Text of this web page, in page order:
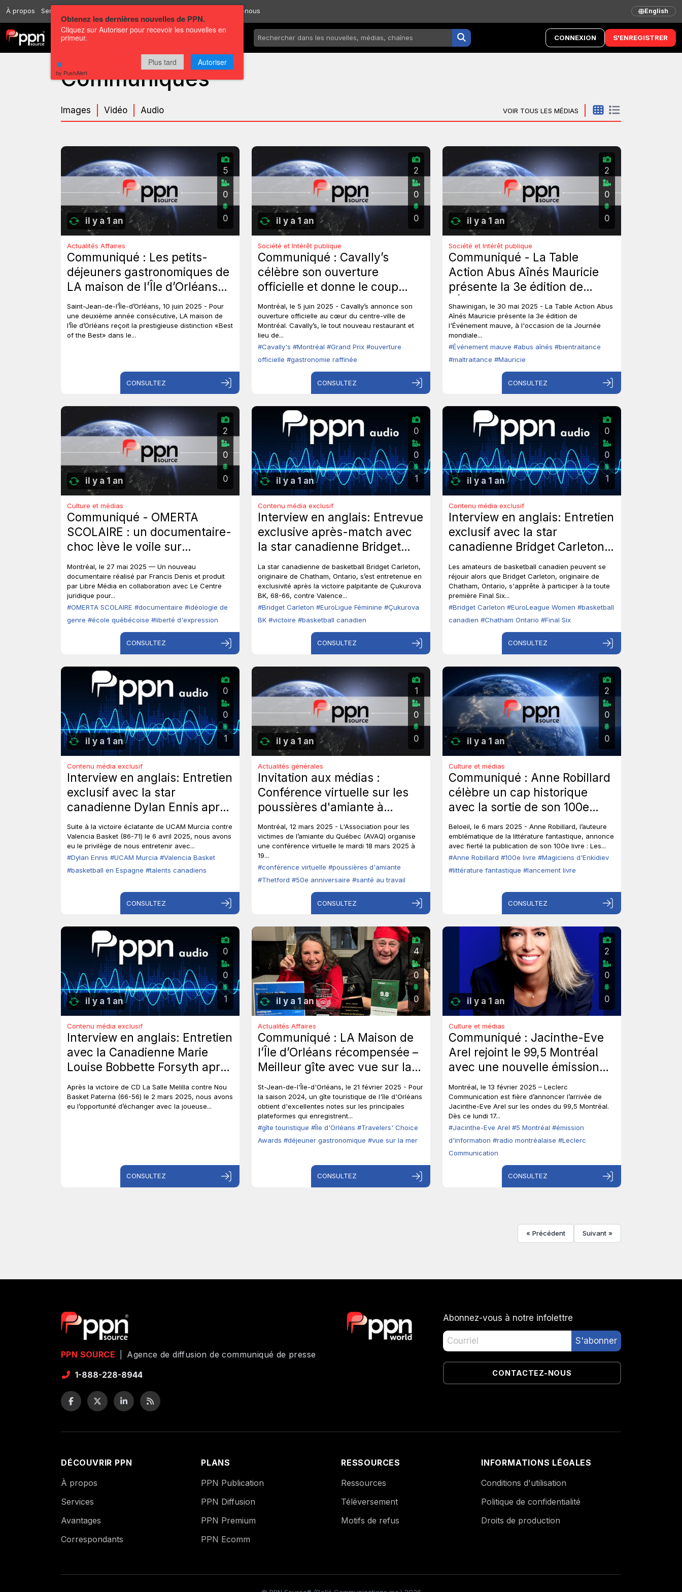
Chaînes CONNEXION S'ENREGISTRER
À propos Services Contactez-nous English
Communiqués
Images Vidéo Audio VOIR TOUS LES MÉDIAS
il y a 1 an
5
0
0
Actualités Affaires
Communiqué : Les petits-
déjeuners gastronomiques de
LA maison de l’Île d’Orléans
de nouveau récompensés.
Saint-Jean-de-l’Île-d’Orléans, 10 juin 2025 - Pour
une deuxième année consécutive, LA maison de
l’Île d’Orléans reçoit la prestigieuse distinction «Best
of the Best» dans le...
CONSULTEZ
il y a 1 an
2
0
0
Société et Intérêt publique
Communiqué : Cavally’s
célèbre son ouverture
officielle et donne le coup
d’envoi à la semaine du Grand
Prix à Montréal.
Montréal, le 5 juin 2025 - Cavally’s annonce son
ouverture officielle au cœur du centre-ville de
Montréal. Cavally’s, le tout nouveau restaurant et
lieu de...
#Cavally's #Montréal #Grand Prix #ouverture
officielle #gastronomie raffinée
CONSULTEZ
il y a 1 an
2
0
0
Société et Intérêt publique
Communiqué - La Table
Action Abus Aînés Mauricie
présente la 3e édition de
l'Événement mauve.
Shawinigan, le 30 mai 2025 - La Table Action Abus
Aînés Mauricie présente la 3e édition de
l'Événement mauve, à l'occasion de la Journée
mondiale...
#Événement mauve #abus aînés #bientraitance
#maltraitance #Mauricie
CONSULTEZ
il y a 1 an
2
0
0
Culture et médias
Communiqué - OMERTA
SCOLAIRE : un documentaire-
choc lève le voile sur
l’idéologie de genre dans les
écoles québécoises.
Montréal, le 27 mai 2025 — Un nouveau
documentaire réalisé par Francis Denis et produit
par Libre Média en collaboration avec Le Centre
juridique pour...
#OMERTA SCOLAIRE #documentaire #idéologie de
genre #école québécoise #liberté d'expression
CONSULTEZ
il y a 1 an
0
0
1
Contenu média exclusif
Interview en anglais: Entrevue
exclusive après-match avec
la star canadienne Bridget
Carleton.
La star canadienne de basketball Bridget Carleton,
originaire de Chatham, Ontario, s’est entretenue en
exclusivité après la victoire palpitante de Çukurova
BK, 68-66, contre Valence...
#Bridget Carleton #EuroLigue Féminine #Çukurova
BK #victoire #basketball canadien
CONSULTEZ
il y a 1 an
0
0
1
Contenu média exclusif
Interview en anglais: Entretien
exclusif avec la star
canadienne Bridget Carleton
avant le Final Six de
l'EuroLeague Women à
Zaragoza
Les amateurs de basketball canadien peuvent se
réjouir alors que Bridget Carleton, originaire de
Chatham, Ontario, s'apprête à participer à la toute
première Final Six...
#Bridget Carleton #EuroLeague Women #basketball
canadien #Chatham Ontario #Final Six
CONSULTEZ
il y a 1 an
0
0
1
Contenu média exclusif
Interview en anglais: Entretien
exclusif avec la star
canadienne Dylan Ennis après
la victoire 86-71 de UCAM
Murcia face à Valencia Basket
Suite à la victoire éclatante de UCAM Murcia contre
Valencia Basket (86-71) le 6 avril 2025, nous avons
eu le privilège de nous entretenir avec...
#Dylan Ennis #UCAM Murcia #Valencia Basket
#basketball en Espagne #talents canadiens
CONSULTEZ
il y a 1 an
1
0
0
Actualités générales
Invitation aux médias :
Conférence virtuelle sur les
poussières d'amiante à
Thetford : 50 ans après la
grève des mineurs.
Montréal, 12 mars 2025 - L'Association pour les
victimes de l’amiante du Québec (AVAQ) organise
une conférence virtuelle le mardi 18 mars 2025 à
19...
#conférence virtuelle #poussières d'amiante
#Thetford #50e anniversaire #santé au travail
CONSULTEZ
il y a 1 an
2
0
0
Culture et médias
Communiqué : Anne Robillard
célèbre un cap historique
avec la sortie de son 100e
livre!
Beloeil, le 6 mars 2025 - Anne Robillard, l’auteure
emblématique de la littérature fantastique, annonce
avec fierté la publication de son 100e livre : Les...
#Anne Robillard #100e livre #Magiciens d'Enkidiev
#littérature fantastique #lancement livre
CONSULTEZ
il y a 1 an
0
0
1
Contenu média exclusif
Interview en anglais: Entretien
avec la Canadienne Marie
Louise Bobbette Forsyth après
la victore de CD La Salle
Melilla contre Nou Basket
Paterna (66-56)
Après la victoire de CD La Salle Melilla contre Nou
Basket Paterna (66-56) le 2 mars 2025, nous avons
eu l’opportunité d’échanger avec la joueuse...
CONSULTEZ
il y a 1 an
4
0
0
Actualités Affaires
Communiqué : LA Maison de
l’Île d’Orléans récompensée –
Meilleur gîte avec vue sur la
mer et prix Travelers' Choice
Best of the Best 2024.
St-Jean-de-l'Île-d'Orléans, le 21 février 2025 - Pour
la saison 2024, un gîte touristique de l'île d'Orléans
obtient d'excellentes notes sur les principales
plateformes qui enregistrent...
#gîte touristique #Île d'Orléans #Travelers' Choice
Awards #déjeuner gastronomique #vue sur la mer
CONSULTEZ
il y a 1 an
2
0
0
Culture et médias
Communiqué : Jacinthe-Eve
Arel rejoint le 99,5 Montréal
avec une nouvelle émission
de début de soirée.
Montréal, le 13 février 2025 – Leclerc
Communication est fière d’annoncer l’arrivée de
Jacinthe-Eve Arel sur les ondes du 99,5 Montréal.
Dès ce lundi 17...
#Jacinthe-Eve Arel #5 Montréal #émission
d'information #radio montréalaise #Leclerc
Communication
CONSULTEZ
« Précédent Suivant »
PPN SOURCE
Agence de diffusion de communiqué de presse
1-888-228-8944
Abonnez-vous à notre infolettre
CONTACTEZ-NOUS
DÉCOUVRIR PPN
À propos
Services
Avantages
Correspondants
PLANS
PPN Publication
PPN Diffusion
PPN Premium
PPN Ecomm
RESSOURCES
Ressources
Téléversement
Motifs de refus
INFORMATIONS LÉGALES
Conditions d'utilisation
Politique de confidentialité
Droits de production
Obtenez les dernières nouvelles de PPN.
Cliquez sur Autoriser pour recevoir les nouvelles en
primeur.
Plus tard Autoriser
by PushAlert